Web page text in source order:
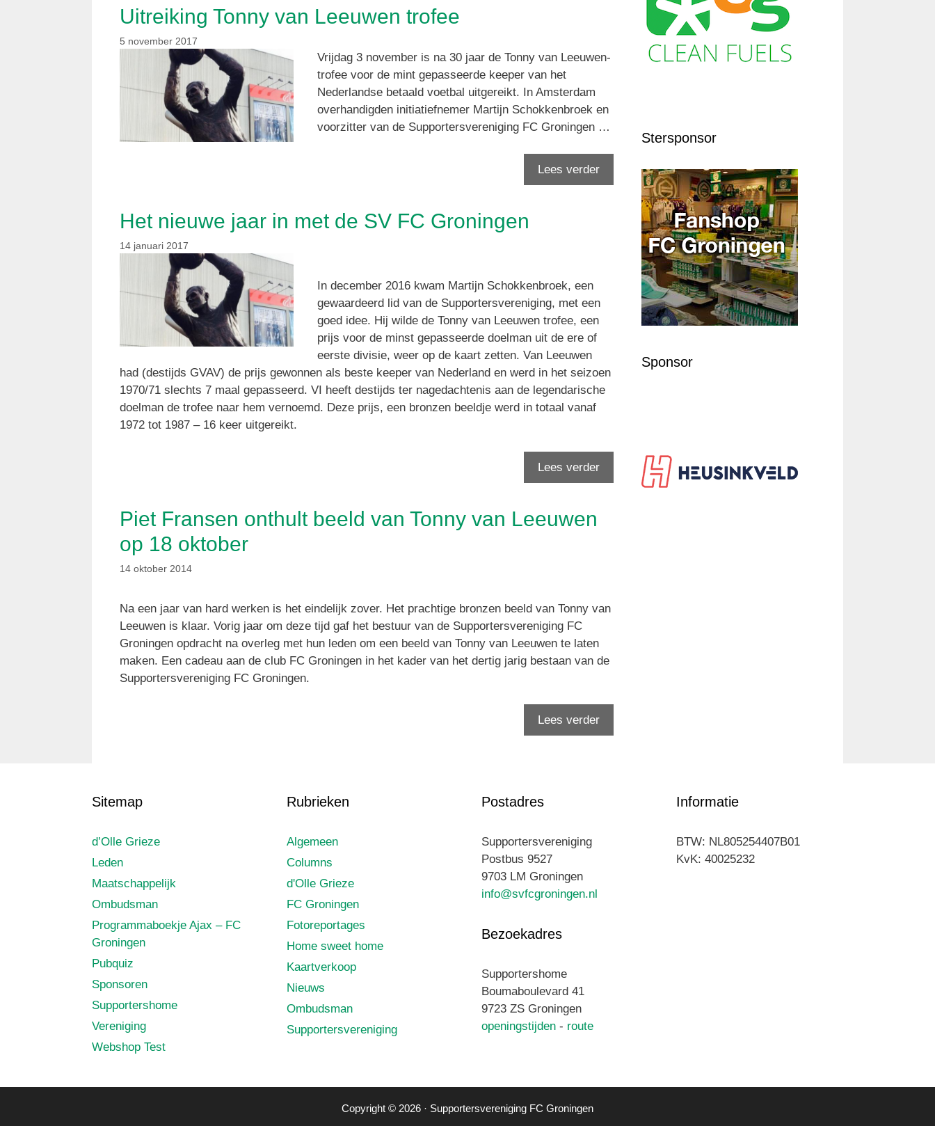
Uitreiking Tonny van Leeuwen trofee
5 november 2017
Vrijdag 3 november is na 30 jaar de Tonny van Leeuwen-
trofee voor de mint gepasseerde keeper van het
Nederlandse betaald voetbal uitgereikt. In Amsterdam
overhandigden initiatiefnemer Martijn Schokkenbroek en
voorzitter van de Supportersvereniging FC Groningen …
Lees verder
Het nieuwe jaar in met de SV FC Groningen
14 januari 2017
In december 2016 kwam Martijn Schokkenbroek, een
gewaardeerd lid van de Supportersvereniging, met een
goed idee. Hij wilde de Tonny van Leeuwen trofee, een
prijs voor de minst gepasseerde doelman uit de ere of
eerste divisie, weer op de kaart zetten. Van Leeuwen
had (destijds GVAV) de prijs gewonnen als beste keeper van Nederland en werd in het seizoen
1970/71 slechts 7 maal gepasseerd. VI heeft destijds ter nagedachtenis aan de legendarische
doelman de trofee naar hem vernoemd. Deze prijs, een bronzen beeldje werd in totaal vanaf
1972 tot 1987 – 16 keer uitgereikt.
Lees verder
Piet Fransen onthult beeld van Tonny van Leeuwen
op 18 oktober
14 oktober 2014
Na een jaar van hard werken is het eindelijk zover. Het prachtige bronzen beeld van Tonny van
Leeuwen is klaar. Vorig jaar om deze tijd gaf het bestuur van de Supportersvereniging FC
Groningen opdracht na overleg met hun leden om een beeld van Tonny van Leeuwen te laten
maken. Een cadeau aan de club FC Groningen in het kader van het dertig jarig bestaan van de
Supportersvereniging FC Groningen.
Lees verder
Stersponsor
Sponsor
Sitemap
d’Olle Grieze
Leden
Maatschappelijk
Ombudsman
Programmaboekje Ajax – FC
Groningen
Pubquiz
Sponsoren
Supportershome
Vereniging
Webshop Test
Rubrieken
Algemeen
Columns
d'Olle Grieze
FC Groningen
Fotoreportages
Home sweet home
Kaartverkoop
Nieuws
Ombudsman
Supportersvereniging
Postadres
Supportersvereniging
Postbus 9527
9703 LM Groningen
info@svfcgroningen.nl
Bezoekadres
Supportershome
Boumaboulevard 41
9723 ZS Groningen
openingstijden - route
Informatie
BTW: NL805254407B01
KvK: 40025232
Copyright © 2026 · Supportersvereniging FC Groningen